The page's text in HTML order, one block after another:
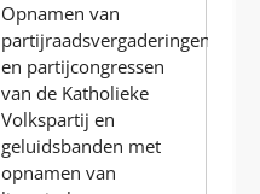
Opnamen van
partijraadsvergaderingen
en partijcongressen
van de Katholieke
Volkspartij en
geluidsbanden met
opnamen van